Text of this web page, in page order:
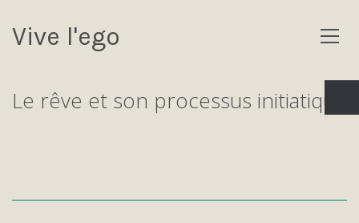
Vive l'ego
Le rêve et son processus initiatique